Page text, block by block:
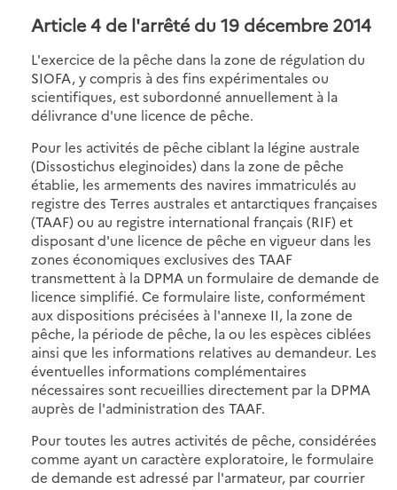
Article 4 de l'arrêté du 19 décembre 2014
L'exercice de la pêche dans la zone de régulation du
SIOFA, y compris à des fins expérimentales ou
scientifiques, est subordonné annuellement à la
délivrance d'une licence de pêche.
Pour les activités de pêche ciblant la légine australe
(Dissostichus eleginoides) dans la zone de pêche
établie, les armements des navires immatriculés au
registre des Terres australes et antarctiques françaises
(TAAF) ou au registre international français (RIF) et
disposant d'une licence de pêche en vigueur dans les
zones économiques exclusives des TAAF
transmettent à la DPMA un formulaire de demande de
licence simplifié. Ce formulaire liste, conformément
aux dispositions précisées à l'annexe II, la zone de
pêche, la période de pêche, la ou les espèces ciblées
ainsi que les informations relatives au demandeur. Les
éventuelles informations complémentaires
nécessaires sont recueillies directement par la DPMA
auprès de l'administration des TAAF.
Pour toutes les autres activités de pêche, considérées
comme ayant un caractère exploratoire, le formulaire
de demande est adressé par l'armateur, par courrier